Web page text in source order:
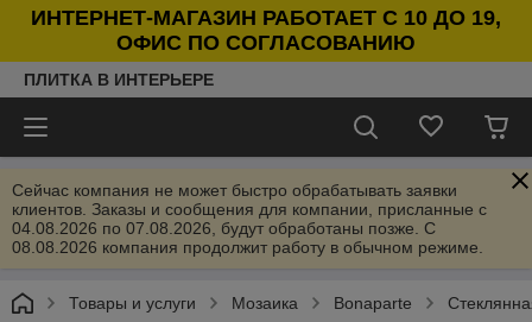
ИНТЕРНЕТ-МАГАЗИН РАБОТАЕТ С 10 ДО 19,
ОФИС ПО СОГЛАСОВАНИЮ
ПЛИТКА В ИНТЕРЬЕРЕ
Сейчас компания не может быстро обрабатывать заявки
клиентов. Заказы и сообщения для компании, присланные с
04.08.2026 по 07.08.2026, будут обработаны позже. С
08.08.2026 компания продолжит работу в обычном режиме.
Товары и услуги Мозаика Bonaparte